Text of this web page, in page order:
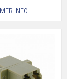
MER INFO